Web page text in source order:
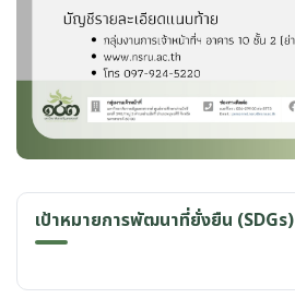
เป้าหมายการพัฒนาที่ยั่งยืน (SDGs)